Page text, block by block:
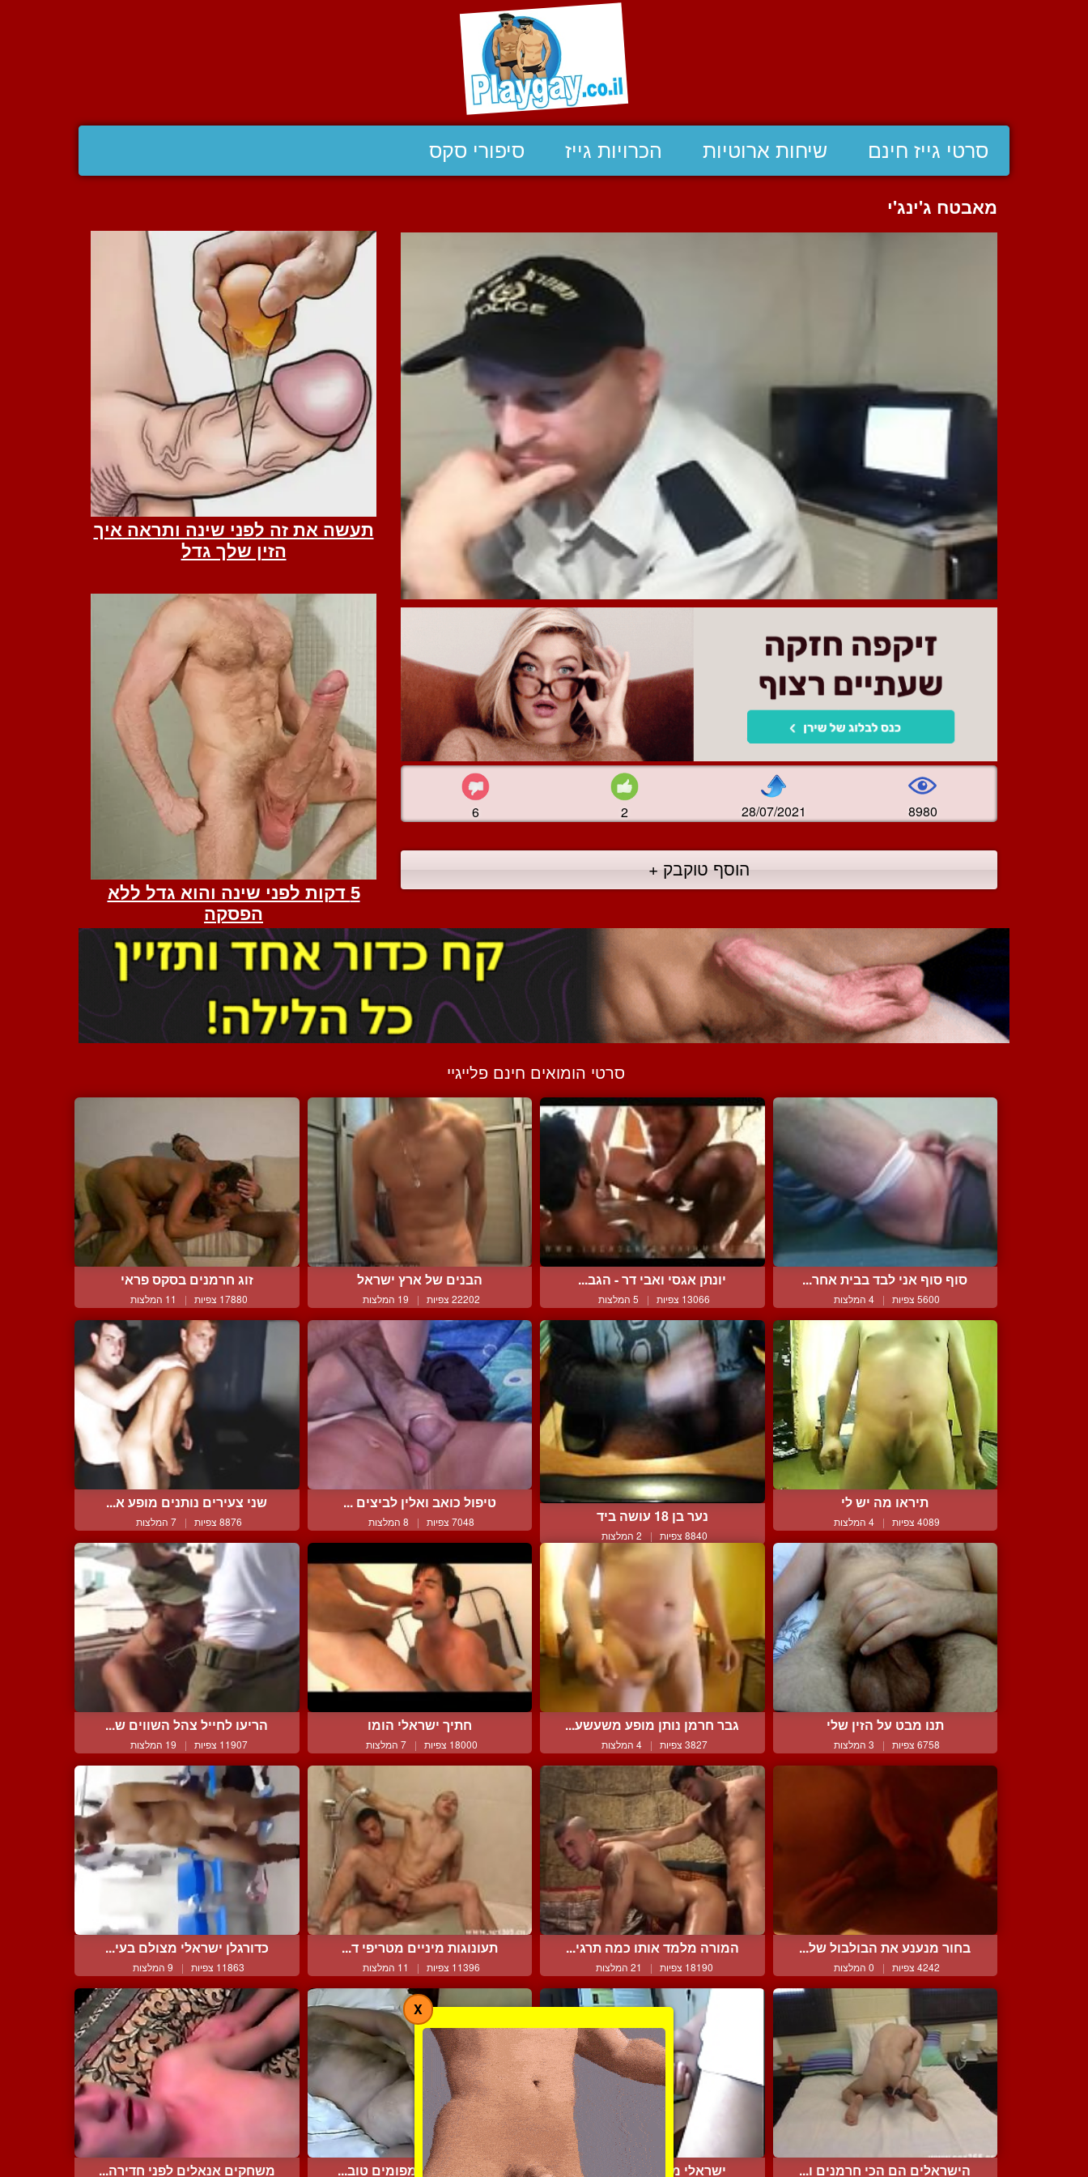
סרטי גייז חינם שיחות ארוטיות הכרויות גייז סיפורי סקס
מאבטח ג'ינג'י
6 2 28/07/2021 8980
הוסף טוקבק +
סרטי הומואים חינם פלייגיי
סוף סוף אני לבד בבית אחר...
5600 צפיות | 4 המלצות
יונתן אגסי ואבי דר - הגב...
13066 צפיות | 5 המלצות
הבנים של ארץ ישראל
22202 צפיות | 19 המלצות
זוג חרמנים בסקס פראי
17880 צפיות | 11 המלצות
תיראו מה יש לי
4089 צפיות | 4 המלצות נער בן 18 עושה ביד
8840 צפיות | 2 המלצות
טיפול כואב ואלין לביצים ...
7048 צפיות | 8 המלצות
שני צעירים נותנים מופע א...
8876 צפיות | 7 המלצות
תנו מבט על הזין שלי
6758 צפיות | 3 המלצות
גבר חרמן נותן מופע משעשע...
3827 צפיות | 4 המלצות
חתיך ישראלי הומו
18000 צפיות | 7 המלצות
הריעו לחייל צהל השווים ש...
11907 צפיות | 19 המלצות
בחור מנענע את הבולבול של...
4242 צפיות | 0 המלצות
המורה מלמד אותו כמה תרגי...
18190 צפיות | 21 המלצות
תעונוגות מיניים מטריפי ד...
11396 צפיות | 11 המלצות
כדורגלן ישראלי מצולם בעי...
11863 צפיות | 9 המלצות
הישראלים הם הכי חרמנים ו... ישראלי משחק לעצמו בזין ליקוקי תחת ופימפומים טוב... משחקים אנאלים לפני חדירה...
X